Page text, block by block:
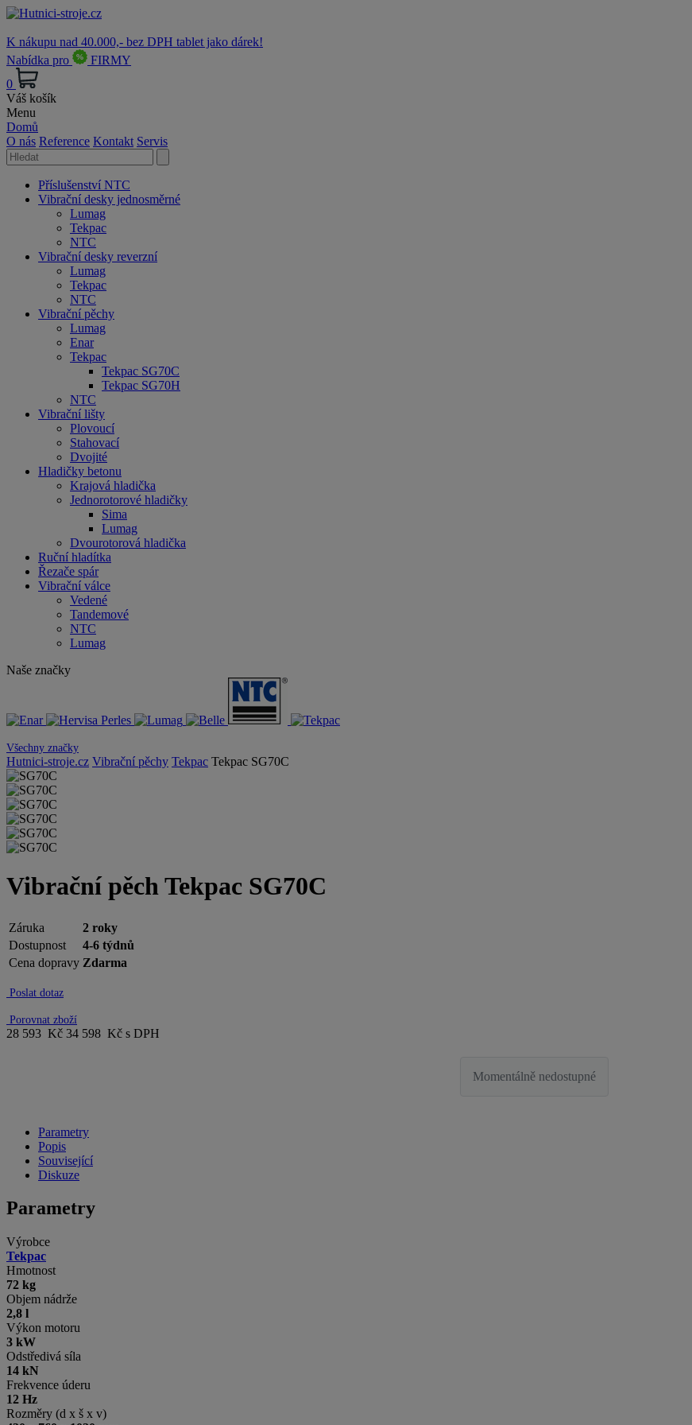
K nákupu nad 40.000,- bez DPH tablet jako dárek!
Nabídka pro
FIRMY
0
Váš košík
Menu
Domů
O nás Reference Kontakt Servis
Příslušenství NTC
Vibrační desky jednosměrné
Lumag
Tekpac
NTC
Vibrační desky reverzní
Lumag
Tekpac
NTC
Vibrační pěchy
Lumag
Enar
Tekpac
Tekpac SG70C
Tekpac SG70H
NTC
Vibrační lišty
Plovoucí
Stahovací
Dvojité
Hladičky betonu
Krajová hladička
Jednorotorové hladičky
Sima
Lumag
Dvourotorová hladička
Ruční hladítka
Řezače spár
Vibrační válce
Vedené
Tandemové
NTC
Lumag
Naše značky
Všechny značky
Hutnici-stroje.cz Vibrační pěchy Tekpac Tekpac SG70C
Vibrační pěch Tekpac SG70C
Záruka
2 roky
Dostupnost
4-6 týdnů
Cena dopravy Zdarma
Poslat dotaz
Porovnat zboží
28 593 Kč 34 598 Kč s DPH
Momentálně nedostupné
Parametry
Popis
Související
Diskuze
Parametry
Výrobce
Tekpac
Hmotnost
72 kg
Objem nádrže
2,8 l
Výkon motoru
3 kW
Odstředivá síla
14 kN
Frekvence úderu
12 Hz
Rozměry (d x š x v)